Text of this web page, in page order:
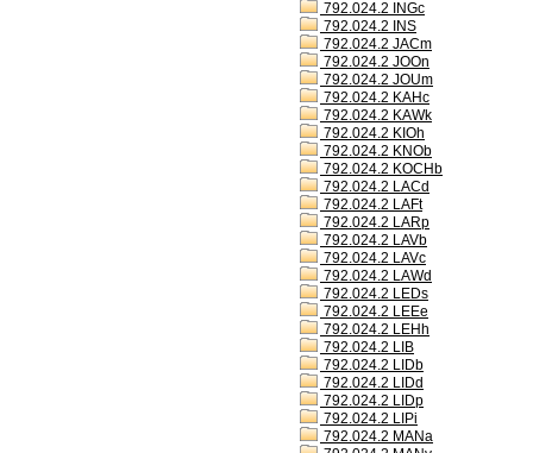
792.024.2 INGc
792.024.2 INS
792.024.2 JACm
792.024.2 JOOn
792.024.2 JOUm
792.024.2 KAHc
792.024.2 KAWk
792.024.2 KIOh
792.024.2 KNOb
792.024.2 KOCHb
792.024.2 LACd
792.024.2 LAFt
792.024.2 LARp
792.024.2 LAVb
792.024.2 LAVc
792.024.2 LAWd
792.024.2 LEDs
792.024.2 LEEe
792.024.2 LEHh
792.024.2 LIB
792.024.2 LIDb
792.024.2 LIDd
792.024.2 LIDp
792.024.2 LIPi
792.024.2 MANa